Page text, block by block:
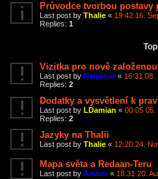
Průvodce tvorbou postavy
Last post by Thalie « 19:42 16.
Replies: 1
Vizitka pro nově
Last post by Nalkanar« 16:31 08.
Replies: 2
Dodatky a vysvětlení k
Last post by LDamian « 00:05 05.
Replies: 2
Jazyky na Thalii
Last post by Thalie « 12:20 24.
Mapa světa a Redaan-Teru
Last post by Amber« 18:31 20.